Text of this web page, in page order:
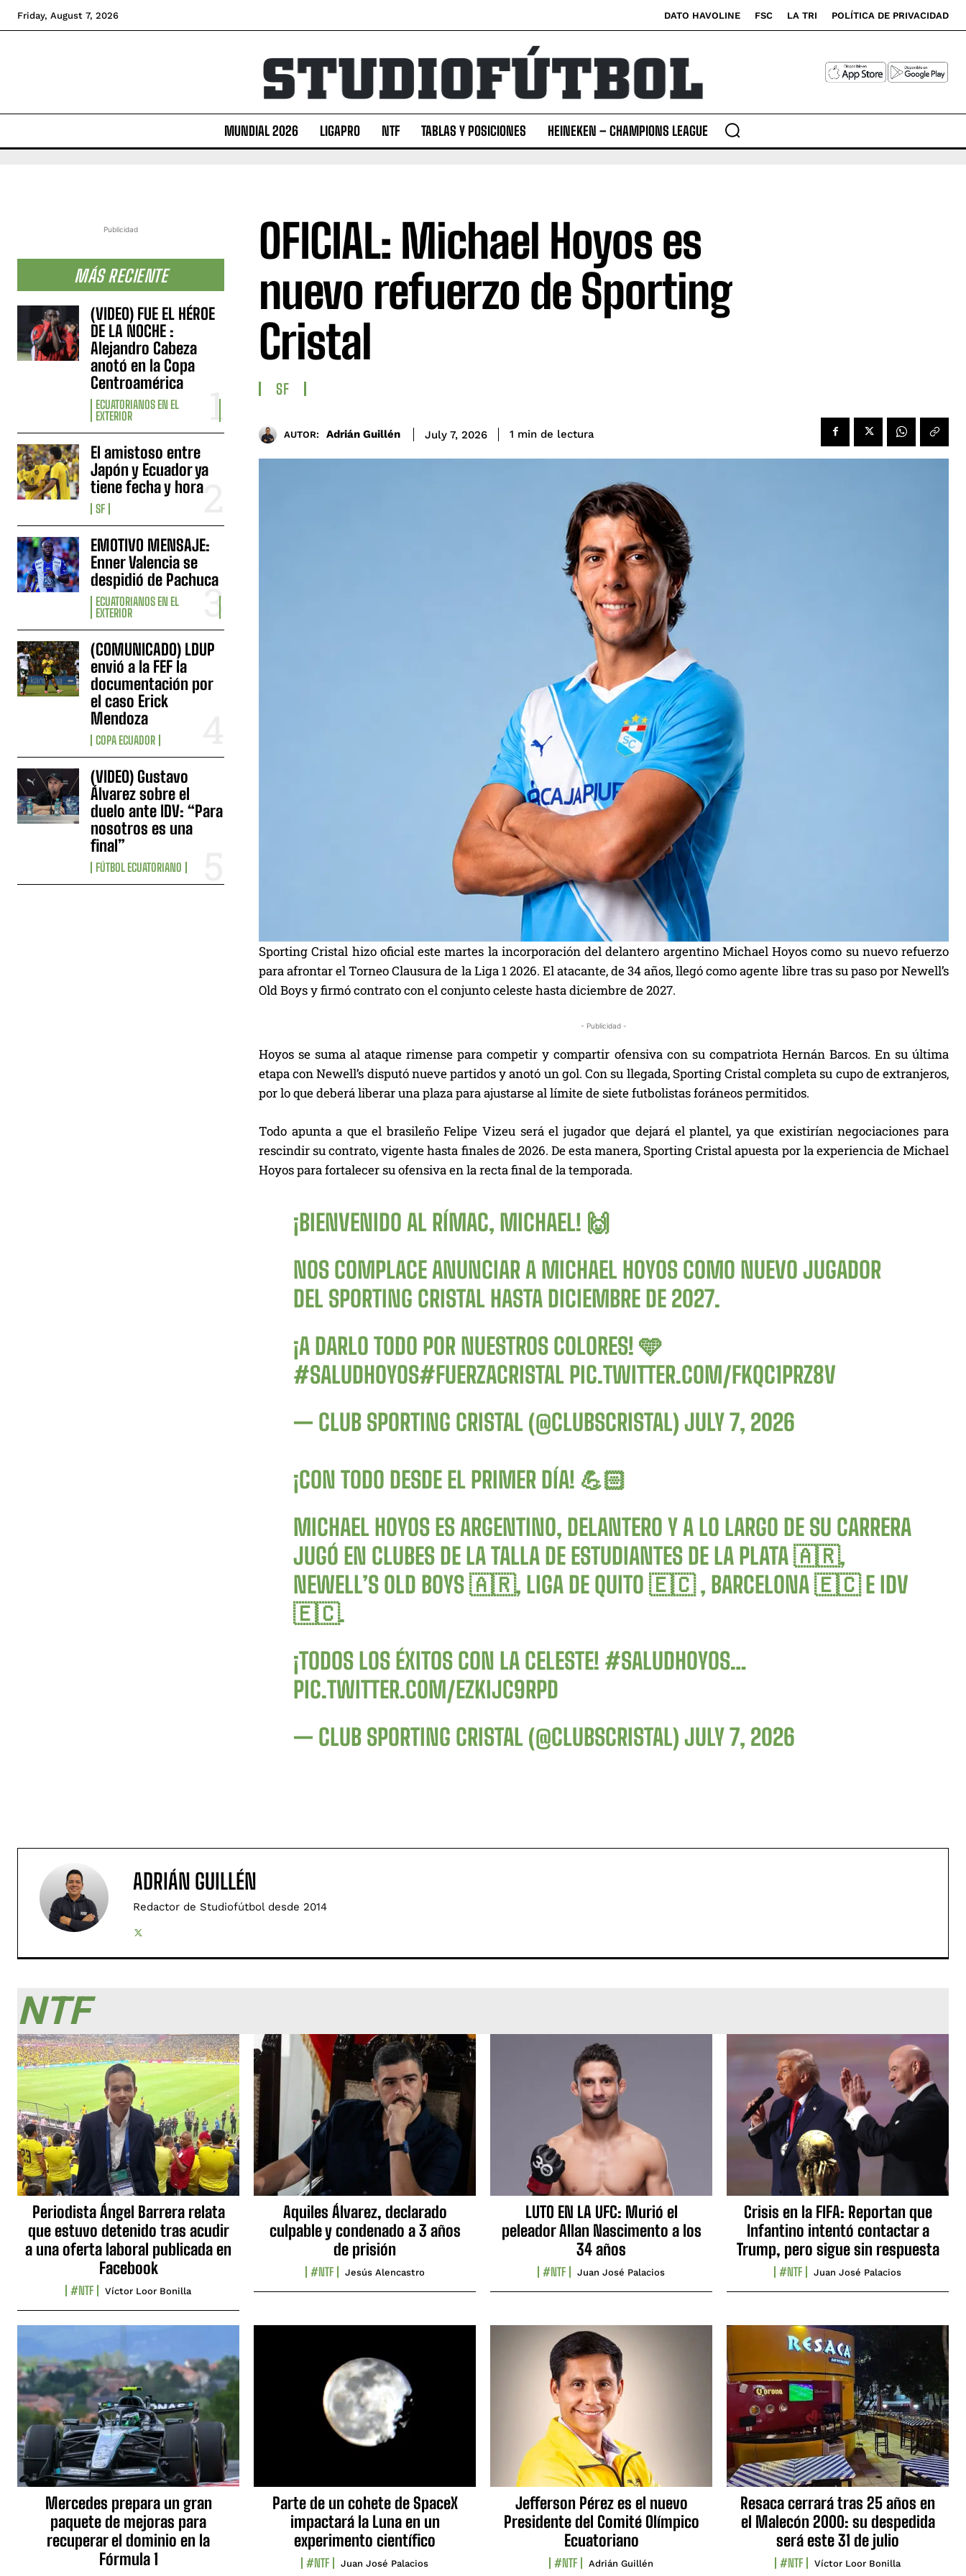
Friday, August 7, 2026 DATO HAVOLINE FSC LA TRI POLÍTICA DE PRIVACIDAD
MUNDIAL 2026 LIGAPRO NTF TABLAS Y POSICIONES HEINEKEN – CHAMPIONS LEAGUE
Publicidad
MÁS RECIENTE
(VIDEO) FUE EL HÉROE
DE LA NOCHE :
Alejandro Cabeza
anotó en la Copa
Centroamérica
ECUATORIANOS EN EL
EXTERIOR
El amistoso entre
Japón y Ecuador ya
tiene fecha y hora
SF
EMOTIVO MENSAJE:
Enner Valencia se
despidió de Pachuca
ECUATORIANOS EN EL
EXTERIOR
(COMUNICADO) LDUP
envió a la FEF la
documentación por
el caso Erick
Mendoza
COPA ECUADOR
(VIDEO) Gustavo
Álvarez sobre el
duelo ante IDV: “Para
nosotros es una
final”
FÚTBOL ECUATORIANO
OFICIAL: Michael Hoyos es
nuevo refuerzo de Sporting
Cristal
SF
AUTOR: Adrián Guillén July 7, 2026 1 min de lectura
Sporting Cristal hizo oficial este martes la incorporación del delantero argentino Michael Hoyos como su nuevo refuerzo
para afrontar el Torneo Clausura de la Liga 1 2026. El atacante, de 34 años, llegó como agente libre tras su paso por Newell’s
Old Boys y firmó contrato con el conjunto celeste hasta diciembre de 2027.
- Publicidad -
Hoyos se suma al ataque rimense para competir y compartir ofensiva con su compatriota Hernán Barcos. En su última
etapa con Newell’s disputó nueve partidos y anotó un gol. Con su llegada, Sporting Cristal completa su cupo de extranjeros,
por lo que deberá liberar una plaza para ajustarse al límite de siete futbolistas foráneos permitidos.
Todo apunta a que el brasileño Felipe Vizeu será el jugador que dejará el plantel, ya que existirían negociaciones para
rescindir su contrato, vigente hasta finales de 2026. De esta manera, Sporting Cristal apuesta por la experiencia de Michael
Hoyos para fortalecer su ofensiva en la recta final de la temporada.
¡BIENVENIDO AL RÍMAC, MICHAEL! 🙌
NOS COMPLACE ANUNCIAR A MICHAEL HOYOS COMO NUEVO JUGADOR
DEL SPORTING CRISTAL HASTA DICIEMBRE DE 2027.
¡A DARLO TODO POR NUESTROS COLORES! 🩵
#SALUDHOYOS#FUERZACRISTAL PIC.TWITTER.COM/FKQC1PRZ8V
— CLUB SPORTING CRISTAL (@CLUBSCRISTAL) JULY 7, 2026
¡CON TODO DESDE EL PRIMER DÍA! 💪🏻
MICHAEL HOYOS ES ARGENTINO, DELANTERO Y A LO LARGO DE SU CARRERA
JUGÓ EN CLUBES DE LA TALLA DE ESTUDIANTES DE LA PLATA 🇦🇷,
NEWELL’S OLD BOYS 🇦🇷, LIGA DE QUITO 🇪🇨 , BARCELONA 🇪🇨 E IDV
🇪🇨.
¡TODOS LOS ÉXITOS CON LA CELESTE! #SALUDHOYOS…
PIC.TWITTER.COM/EZKIJC9RPD
— CLUB SPORTING CRISTAL (@CLUBSCRISTAL) JULY 7, 2026
ADRIÁN GUILLÉN
Redactor de Studiofútbol desde 2014
NTF
Periodista Ángel Barrera relata
que estuvo detenido tras acudir
a una oferta laboral publicada en
Facebook
#NTF Víctor Loor Bonilla
Aquiles Álvarez, declarado
culpable y condenado a 3 años
de prisión
#NTF Jesús Alencastro
LUTO EN LA UFC: Murió el
peleador Allan Nascimento a los
34 años
#NTF Juan José Palacios
Crisis en la FIFA: Reportan que
Infantino intentó contactar a
Trump, pero sigue sin respuesta
#NTF Juan José Palacios
Mercedes prepara un gran
paquete de mejoras para
recuperar el dominio en la
Fórmula 1
Parte de un cohete de SpaceX
impactará la Luna en un
experimento científico
#NTF Juan José Palacios
Jefferson Pérez es el nuevo
Presidente del Comité Olímpico
Ecuatoriano
#NTF Adrián Guillén
Resaca cerrará tras 25 años en
el Malecón 2000: su despedida
será este 31 de julio
#NTF Víctor Loor Bonilla